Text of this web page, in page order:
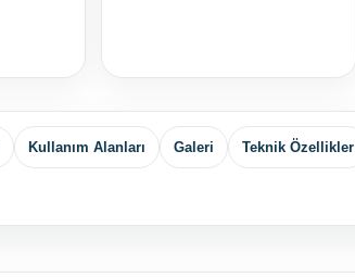
Kullanım Alanları Galeri Teknik Özellikler